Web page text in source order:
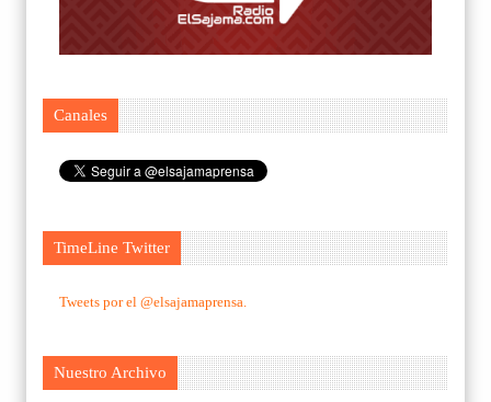
Canales
TimeLine Twitter
Tweets por el @elsajamaprensa.
Nuestro Archivo